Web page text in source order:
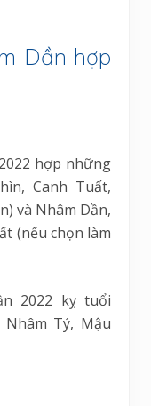
Dần hợp
hợp những
Canh Tuất,
và Nhâm Dần,
(nếu chọn làm
2022 kỵ tuổi
Tý, Mậu